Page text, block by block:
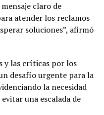
claro de
atender los reclamos
soluciones”, afirmó
y las críticas por los
desafío urgente para la
la necesidad
una escalada de